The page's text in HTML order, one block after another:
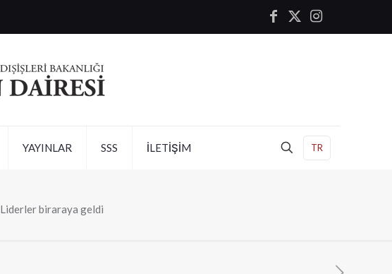
YAYINLAR SSS İLETİŞİM TR
Liderler biraraya geldi